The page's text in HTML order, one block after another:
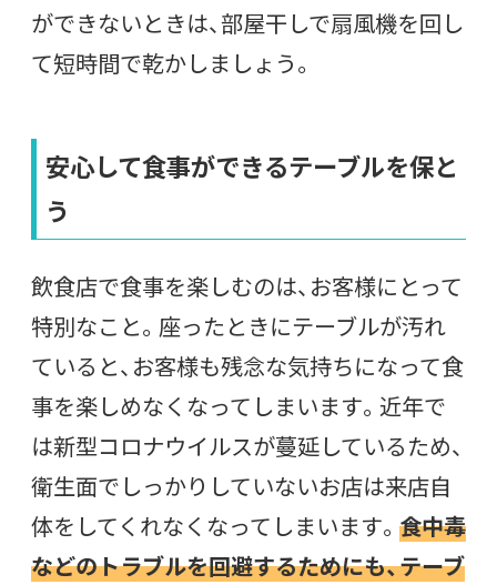
ができないときは、部屋干しで扇風機を回し
て短時間で乾かしましょう。
安心して食事ができるテーブルを保と
う
飲食店で食事を楽しむのは、お客様にとって
特別なこと。座ったときにテーブルが汚れ
ていると、お客様も残念な気持ちになって食
事を楽しめなくなってしまいます。近年で
は新型コロナウイルスが蔓延しているため、
衛生面でしっかりしていないお店は来店自
体をしてくれなくなってしまいます。 食中毒
などのトラブルを回避するためにも、テーブ